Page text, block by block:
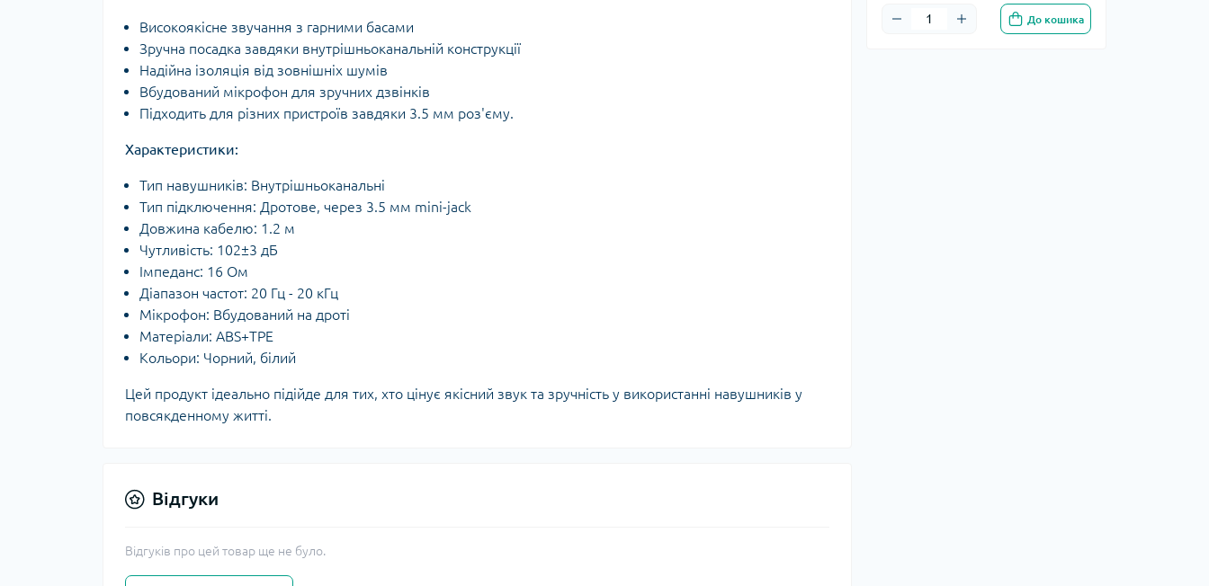
До кошика
Високоякісне звучання з гарними басами
Зручна посадка завдяки внутрішньоканальній конструкції
Надійна ізоляція від зовнішніх шумів
Вбудований мікрофон для зручних дзвінків
Підходить для різних пристроїв завдяки 3.5 мм роз'єму.
Характеристики:
Тип навушників: Внутрішньоканальні
Тип підключення: Дротове, через 3.5 мм mini-jack
Довжина кабелю: 1.2 м
Чутливість: 102±3 дБ
Імпеданс: 16 Ом
Діапазон частот: 20 Гц - 20 кГц
Мікрофон: Вбудований на дроті
Матеріали: ABS+TPE
Кольори: Чорний, білий
Цей продукт ідеально підійде для тих, хто цінує якісний звук та зручність у використанні навушників у
повсякденному житті.
Відгуки
Відгуків про цей товар ще не було.